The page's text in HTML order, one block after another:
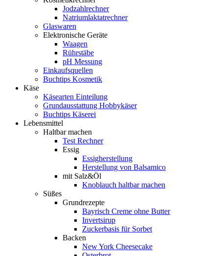
Jodzahlrechner
Natriumlaktatrechner
Glaswaren
Elektronische Geräte
Waagen
Rührstäbe
pH Messung
Einkaufsquellen
Buchtips Kosmetik
Käse
Käsearten Einteilung
Grundausstattung Hobbykäser
Buchtips Käserei
Lebensmittel
Haltbar machen
Test Rechner
Essig
Essigherstellung
Herstellung von Balsamico
mit Salz&Öl
Knoblauch haltbar machen
Süßes
Grundrezepte
Bayrisch Creme ohne Butter
Invertsirup
Zuckerbasis für Sorbet
Backen
New York Cheesecake